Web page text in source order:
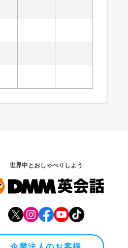
世界中とおしゃべりしよう